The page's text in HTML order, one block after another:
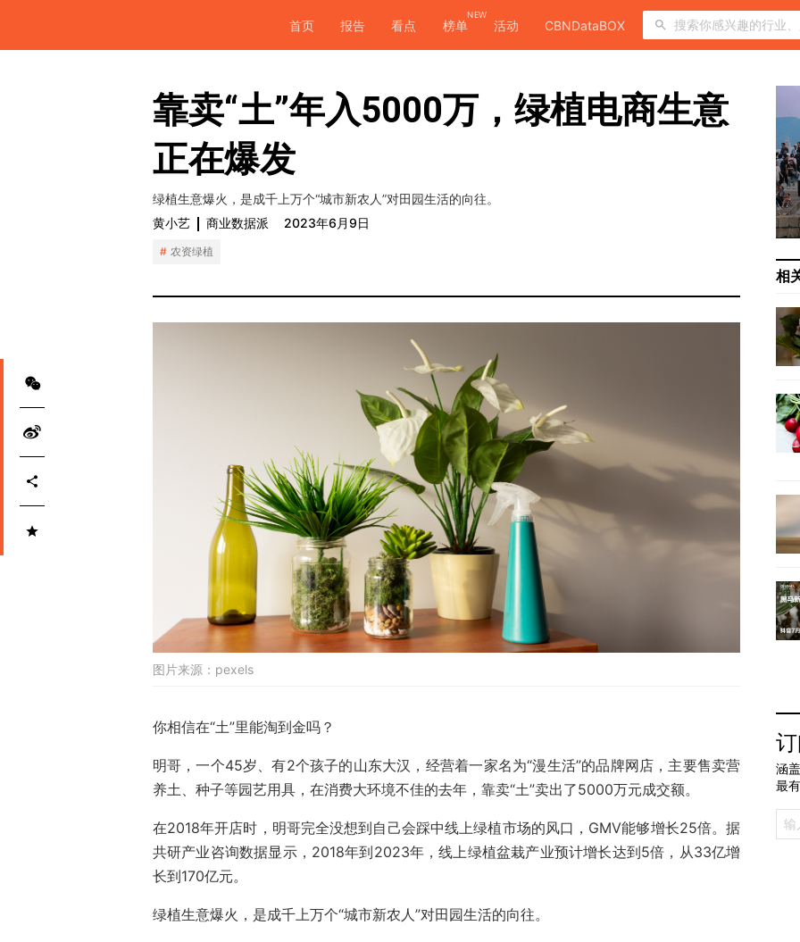
首页 报告 看点 榜单
NEW
活动 CBNDataBOX
靠卖“土”年入5000万，绿植电商生意
正在爆发
绿植生意爆火，是成千上万个“城市新农人”对田园生活的向往。
黄小艺
商业数据派 2023年6月9日
农资绿植
图片来源： pexels
你相信在“土”里能淘到金吗？
明哥，一个45岁、有2个孩子的山东大汉，经营着一家名为“漫生活”的品牌网店，主要售卖营
养土、种子等园艺用具，在消费大环境不佳的去年，靠卖“土”卖出了5000万元成交额。
在2018年开店时，明哥完全没想到自己会踩中线上绿植市场的风口，GMV能够增长25倍。据
共研产业咨询数据显示，2018年到2023年，线上绿植盆栽产业预计增长达到5倍，从33亿增
长到170亿元。
绿植生意爆火，是成千上万个“城市新农人”对田园生活的向往。
相
涵
最